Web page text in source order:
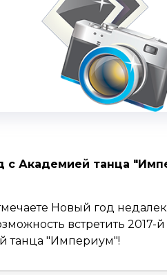
с Академией танца
Новый год
встретить 2017-
танца "Империум"!